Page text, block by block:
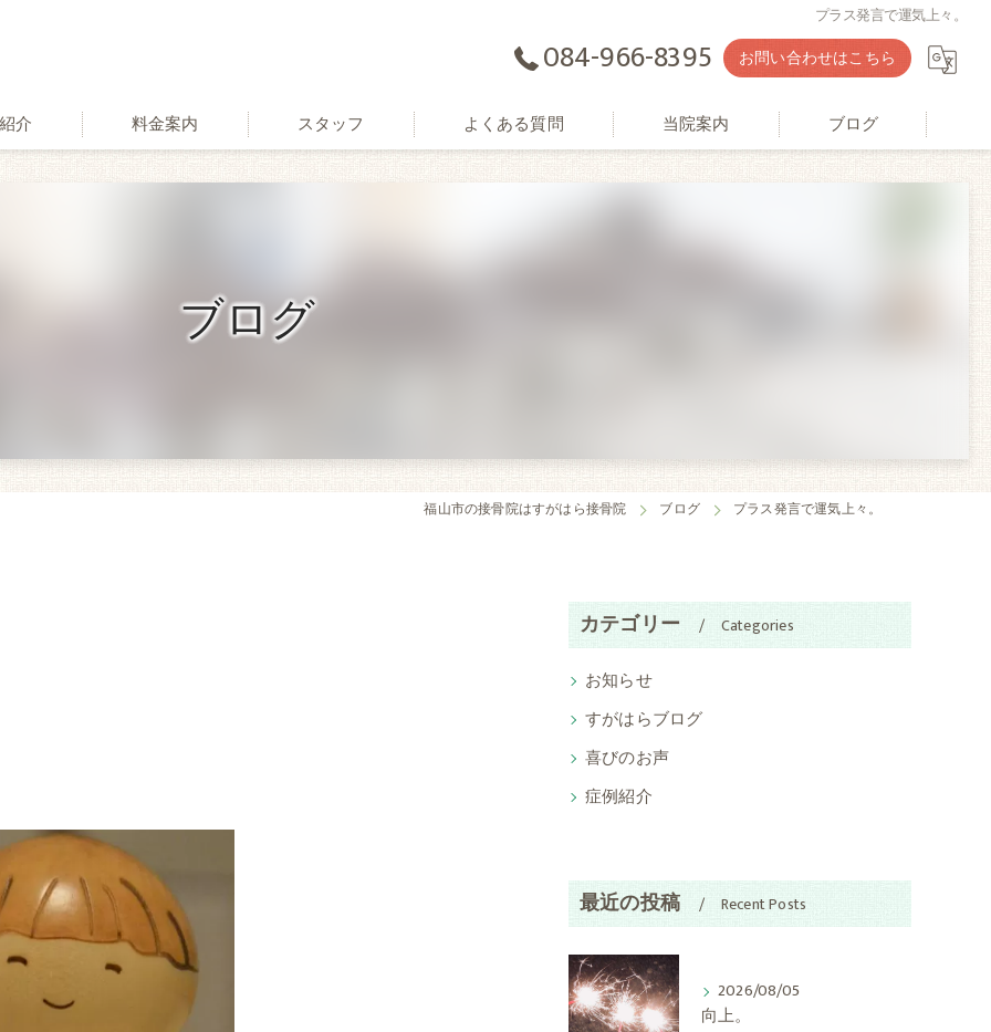
プラス発言で運気上々。
084-966-8395 お問い合わせはこちら
介 料金案内 スタッフ よくある質問 当院案内 ブログ
ブログ
福山市の接骨院はすがはら接骨院 ブログ プラス発言で運気上々。
カテゴリー Categories
お知らせ
すがはらブログ
喜びのお声
症例紹介
最近の投稿 Recent Posts
2026/08/05
向上。